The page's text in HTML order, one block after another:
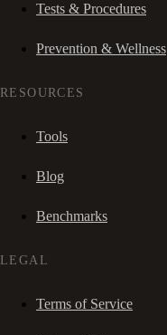
Tests & Procedures
Prevention & Wellness
RESOURCES
Tools
Blog
Benchmarks
LEGAL
Terms of Service